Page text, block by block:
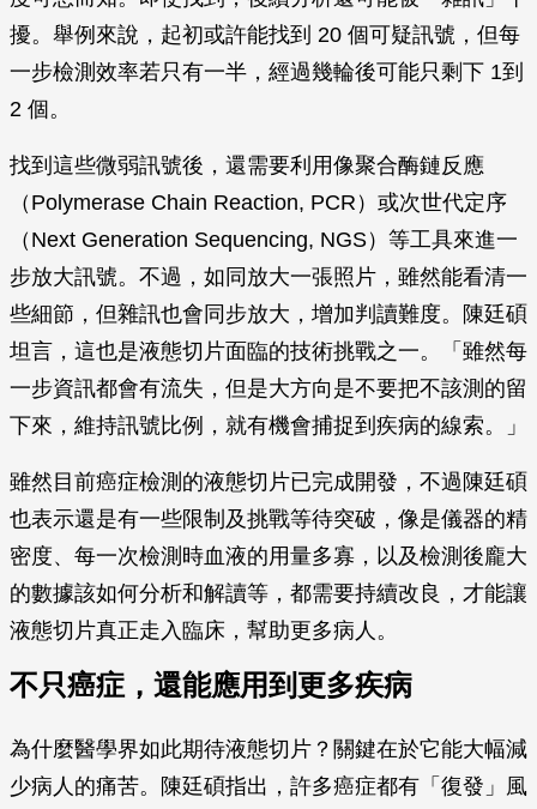
擾。舉例來說，起初或許能找到 20 個可疑訊號，但每
一步檢測效率若只有一半，經過幾輪後可能只剩下 1到
2 個。
找到這些微弱訊號後，還需要利用像聚合酶鏈反應
（Polymerase Chain Reaction, PCR）或次世代定序
（Next Generation Sequencing, NGS）等工具來進一
步放大訊號。不過，如同放大一張照片，雖然能看清一
些細節，但雜訊也會同步放大，增加判讀難度。陳廷碩
坦言，這也是液態切片面臨的技術挑戰之一。「雖然每
一步資訊都會有流失，但是大方向是不要把不該測的留
下來，維持訊號比例，就有機會捕捉到疾病的線索。」
雖然目前癌症檢測的液態切片已完成開發，不過陳廷碩
也表示還是有一些限制及挑戰等待突破，像是儀器的精
密度、每一次檢測時血液的用量多寡，以及檢測後龐大
的數據該如何分析和解讀等，都需要持續改良，才能讓
液態切片真正走入臨床，幫助更多病人。
不只癌症，還能應用到更多疾病
為什麼醫學界如此期待液態切片？關鍵在於它能大幅減
少病人的痛苦。陳廷碩指出，許多癌症都有「復發」風